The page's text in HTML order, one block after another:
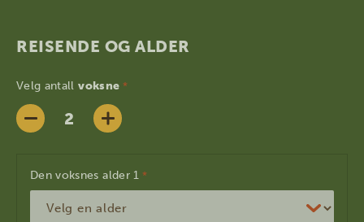
REISENDE OG ALDER
Velg antallvoksne *
Den voksnes alder *